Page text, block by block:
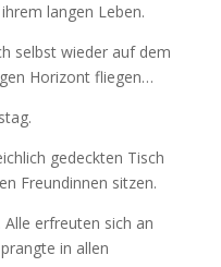
langen Leben.
selbst wieder auf dem
Horizont fliegen…
gedeckten Tisch
Freundinnen sitzen.
erfreuten sich an
in allen